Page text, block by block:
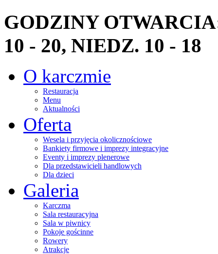
GODZINY
10 - 20, NIEDZ. 10 - 18
O karczmie
Restauracja
Menu
Aktualności
Oferta
Wesela i przyjęcia okolicznościowe
Bankiety firmowe i imprezy integracyjne
Eventy i imprezy plenerowe
Dla przedstawicieli handlowych
Dla dzieci
Galeria
Karczma
Sala restauracyjna
Sala w piwnicy
Pokoje gościnne
Rowery
Atrakcje